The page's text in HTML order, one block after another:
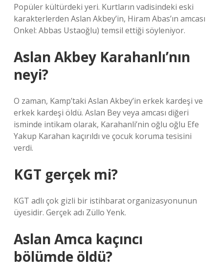
Popüler kültürdeki yeri. Kurtların vadisindeki eski
karakterlerden Aslan Akbey’in, Hiram Abas’ın amcası
Onkel: Abbas Ustaoğlu) temsil ettiği söyleniyor.
Aslan Akbey Karahanlı’nın
neyi?
O zaman, Kamp’taki Aslan Akbey’in erkek kardeşi ve
erkek kardeşi öldü. Aslan Bey veya amcası diğeri
isminde intikam olarak, Karahanli’nin oğlu oğlu Efe
Yakup Karahan kaçırıldı ve çocuk koruma tesisini
verdi.
KGT gerçek mi?
KGT adlı çok gizli bir istihbarat organizasyonunun
üyesidir. Gerçek adı Züllo Yenk.
Aslan Amca kaçıncı
bölümde öldü?